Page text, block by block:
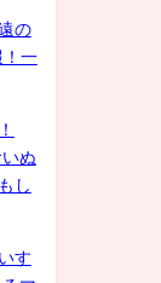
の
一
ぬ
し
す